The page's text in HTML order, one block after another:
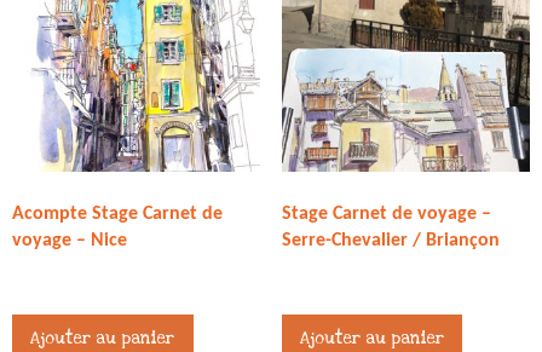
Acompte Stage Carnet de
voyage – Nice
Ajouter au panier
Stage Carnet de voyage –
Serre-Chevalier / Briançon
Ajouter au panier